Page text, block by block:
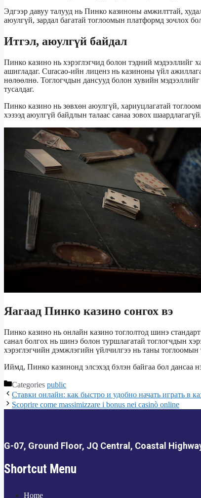
Эдгээр давуу талууд нь Пинко казиноны амжилттай,
аюулгүй, зардал багатай тоглоомын платформд зочлох
Итгэл, аюулгүй байдал
Пинко казино нь хэрэглэгчид болон тэдний
ашигладаг. Curacao-ийн лиценз нь казиноны үйл
нөлөөлнө. Тоглогчдын дансууд болон хувийн
тусалдаг.
Пинко казино нь зөвхөн аюулгүй, хариуцлагатай
хэзээд аюулгүй байдлын талаас санаа зовох
Яагаад Пинко казино сонгох вэ
Пинко казино нь онлайн казино тоглолтод шинэ
санал болгох нь шинэ болон туршлагатай тоглогчдын
хэрэглэгчийн дэмжлэгийн үйлчилгээ нь таны
Иймд, Пинко казинонд элсэхэд бэлэн байгаа бол дансаа
Categories public
Ставки онлайн: как быстро и удобно начать играть в
Scoprire come massimizzare i bonus nei casinò online
G-07, Ground Floor, JQ Central, Coastal
Shortcut Menu
Home